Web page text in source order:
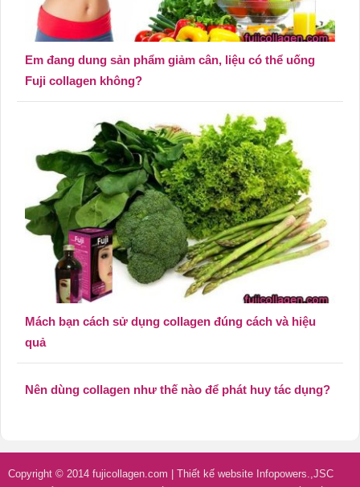
Em đang dung sản phẩm giảm cân, liệu có thể uống
Fuji collagen không?
Mách bạn cách sử dụng collagen đúng cách và hiệu
quả
Nên dùng collagen như thế nào để phát huy tác dụng?
Copyright © 2014 fujicollagen.com Thiết kế website Infopowers.,JSC